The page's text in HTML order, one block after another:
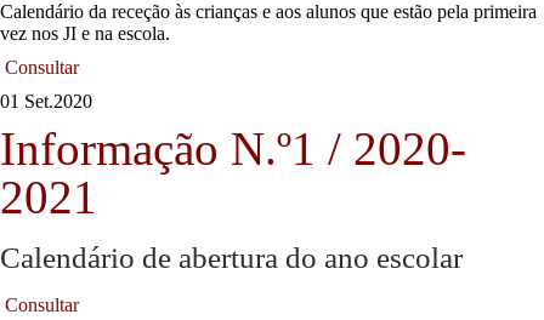
Calendário da receção às crianças e aos alunos que estão pela primeira
vez nos JI e na escola.
Consultar
01 Set.2020
Informação N.º1 / 2020-
2021
Calendário de abertura do ano escolar
Consultar